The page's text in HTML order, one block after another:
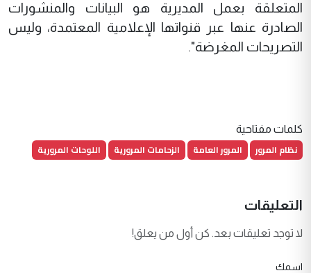
المتعلقة بعمل المديرية هو البيانات والمنشورات
الصادرة عنها عبر قنواتها الإعلامية المعتمدة، وليس
التصريحات المغرضة".
كلمات مفتاحية
نظام المرور المرور العامة الزحامات المرورية اللوحات المرورية
التعليقات
لا توجد تعليقات بعد. كن أول من يعلق!
اسمك